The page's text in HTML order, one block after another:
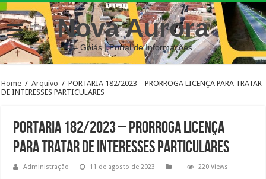
Nova Aurora
– Goiás | Portal de Informações
Home / Arquivo / PORTARIA 182/2023 – PRORROGA LICENÇA PARA TRATAR
DE INTERESSES PARTICULARES
PORTARIA 182/2023 – PRORROGA LICENÇA
PARA TRATAR DE INTERESSES PARTICULARES
Administração 11 de agosto de 2023 220 Views